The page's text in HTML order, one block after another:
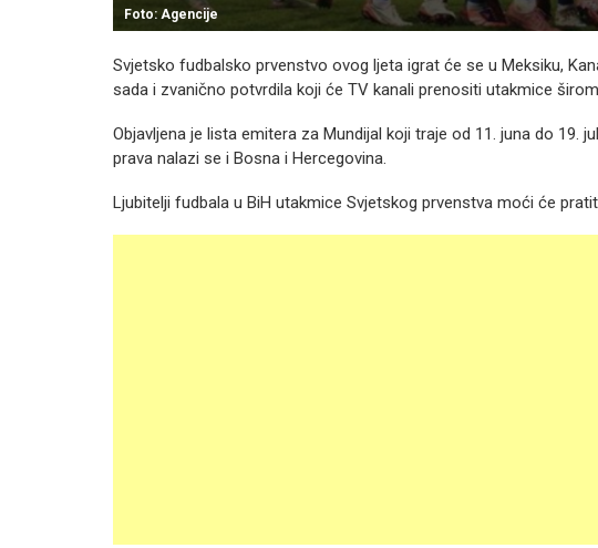
Foto: Agencije
Svjetsko fudbalsko prvenstvo ovog ljeta igrat će se u Meksiku,
sada i zvanično potvrdila koji će TV kanali prenositi utakmice
Objavljena je lista emitera za Mundijal koji traje od 11. juna do 19.
prava nalazi se i Bosna i Hercegovina.
Ljubitelji fudbala u BiH utakmice Svjetskog prvenstva moći će